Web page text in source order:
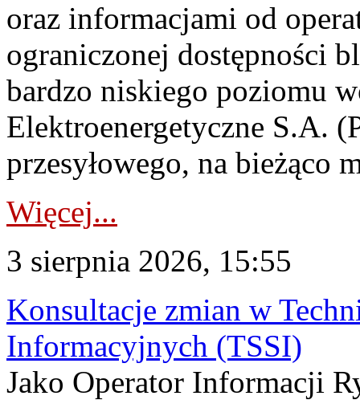
oraz informacjami od
ograniczonej dostępności
bardzo niskiego poziomu
Elektroenergetyczne S.A.
przesyłowego, na bieżąco
Więcej...
3 sierpnia 2026, 15:55
Konsultacje zmian w
Informacyjnych (TSSI)
Jako Operator Informacji